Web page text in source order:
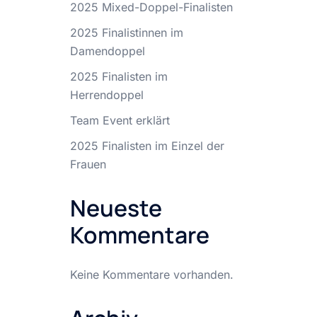
2025 Mixed-Doppel-Finalisten
2025 Finalistinnen im
Damendoppel
2025 Finalisten im
Herrendoppel
Team Event erklärt
2025 Finalisten im Einzel der
Frauen
Neueste
Kommentare
Keine Kommentare vorhanden.